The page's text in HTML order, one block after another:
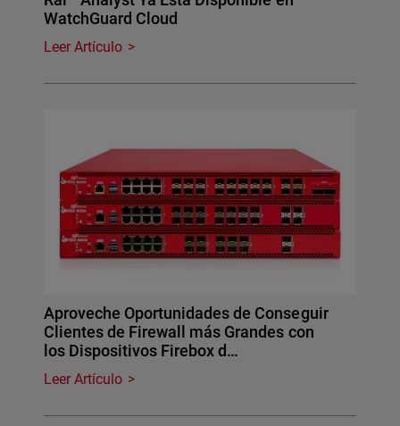
WatchGuard Cloud
Leer Artículo
Aproveche Oportunidades de Conseguir
Clientes de Firewall más Grandes con
los Dispositivos Firebox d…
Leer Artículo